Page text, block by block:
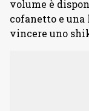
volume è
cofanetto e
vincere uno